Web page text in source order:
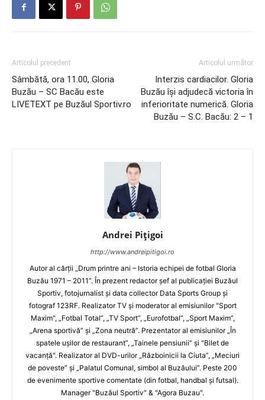
Articolul precedent
Sâmbătă, ora 11.00, Gloria
Buzău – SC Bacău este
LIVETEXT pe Buzăul Sportiv.ro
Articolul următor
Interzis cardiacilor. Gloria
Buzău îşi adjudecă victoria în
inferioritate numerică. Gloria
Buzău – S.C. Bacău: 2 – 1
Andrei Pițigoi
http://www.andreipitigoi.ro
Autor al cărţii „Drum printre ani – Istoria echipei de fotbal Gloria
Buzău 1971 – 2011”. În prezent redactor şef al publicaţiei Buzăul
Sportiv, fotojurnalist şi data collector Data Sports Group şi
fotograf 123RF. Realizator TV şi moderator al emisiunilor "Sport
Maxim", „Fotbal Total”, „TV Sport”, „Eurofotbal”, „Sport Maxim”,
„Arena sportivă” şi „Zona neutră”. Prezentator al emisiunilor „În
spatele uşilor de restaurant”, „Tainele pensiunii” şi "Bilet de
vacanţă". Realizator al DVD-urilor „Războinicii la Ciuta”, „Meciuri
de poveste” şi „Palatul Comunal, simbol al Buzăului”. Peste 200
de evenimente sportive comentate (din fotbal, handbal şi futsal).
Manager "Buzăul Sportiv" & "Agora Buzau".